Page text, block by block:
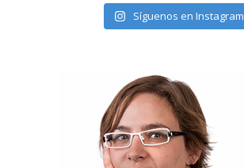
Síguenos en Instagram